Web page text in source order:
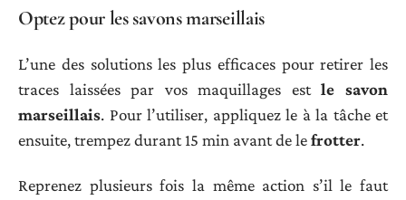
Optez pour les savons marseillais
L’une des solutions les plus efficaces pour retirer les
traces laissées par vos maquillages estle savon
marseillais. Pour l’utiliser, appliquez le à la tâche et
ensuite, trempez durant 15 min avant de lefrotter.
Reprenez plusieurs fois la même action s’il le faut